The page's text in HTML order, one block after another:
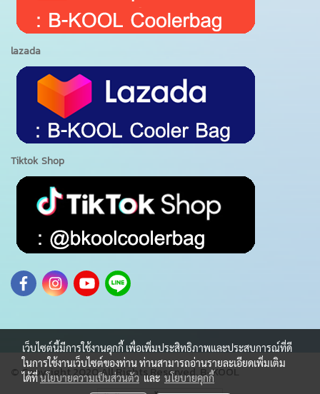
lazada
Tiktok Shop
© Copyright 2020 All Rights Reserved. B-KOOL
เว็บไซต์นี้มีการใช้งานคุกกี้ เพื่อเพิ่มประสิทธิภาพและประสบการณ์ที่ดี
ในการใช้งานเว็บไซต์ของท่าน ท่านสามารถอ่านรายละเอียดเพิ่มเติม
ได้ที่นโยบายความเป็นส่วนตัวและนโยบายคุกกี้